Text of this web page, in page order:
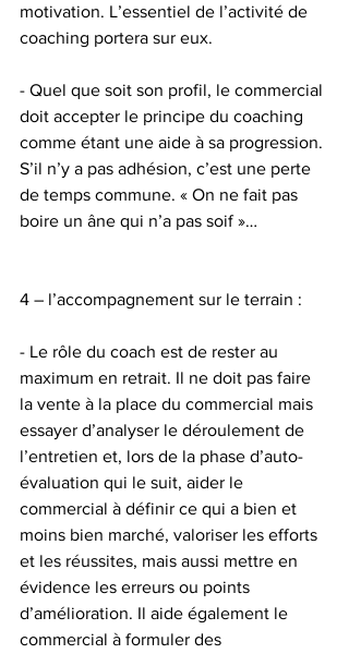
motivation. L’essentiel de l’activité de
coaching portera sur eux.
- Quel que soit son profil, le commercial
doit accepter le principe du coaching
comme étant une aide à sa progression.
S’il n’y a pas adhésion, c’est une perte
de temps commune. « On ne fait pas
boire un âne qui n’a pas soif »…
4 – l’accompagnement sur le terrain :
- Le rôle du coach est de rester au
maximum en retrait. Il ne doit pas faire
la vente à la place du commercial mais
essayer d’analyser le déroulement de
l’entretien et, lors de la phase d’auto-
évaluation qui le suit, aider le
commercial à définir ce qui a bien et
moins bien marché, valoriser les efforts
et les réussites, mais aussi mettre en
évidence les erreurs ou points
d’amélioration. Il aide également le
commercial à formuler des